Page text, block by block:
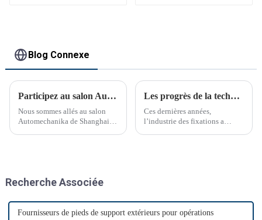
Blog Connexe
Participez au salon Automechanika de Shanghai
Nous sommes allés au salon
Automechanika de Shanghai
donc annoncé leur venue. Le
monde…
Les progrès de la technologie de fixation transforment les industries
Ces dernières années,
l’industrie des fixations a
Recherche Associée
Fournisseurs de pieds de support extérieurs pour opérations